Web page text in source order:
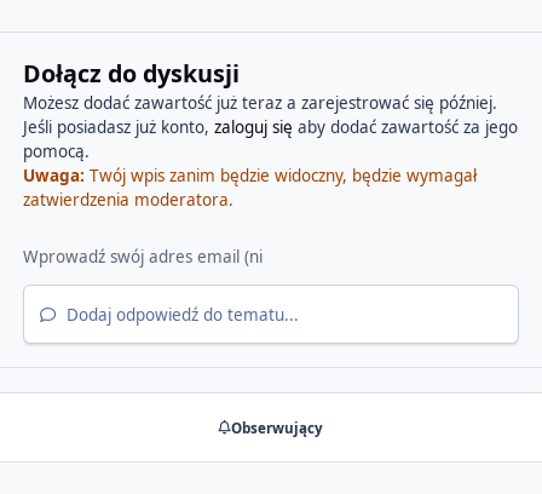
Dołącz do dyskusji
Możesz dodać zawartość już teraz a zarejestrować się później.
Jeśli posiadasz już konto, zaloguj się aby dodać zawartość za jego
pomocą.
Uwaga: Twój wpis zanim będzie widoczny, będzie wymagał
zatwierdzenia moderatora.
Dodaj odpowiedź do tematu...
Obserwujący